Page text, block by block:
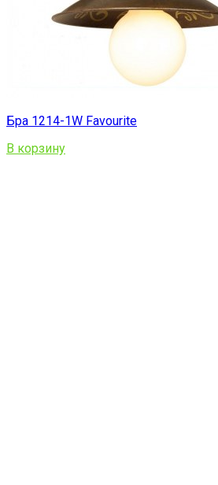
Бра 1214-1W Favourite
В корзину